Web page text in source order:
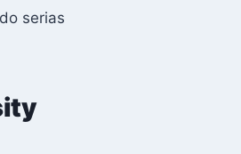
serias